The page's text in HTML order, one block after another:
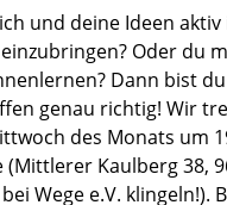
und deine Ideen aktiv
Oder du
Dann bist
genau richtig! Wir
des Monats um
(Mittlerer Kaulberg 38,
Wege e.V. klingeln!).